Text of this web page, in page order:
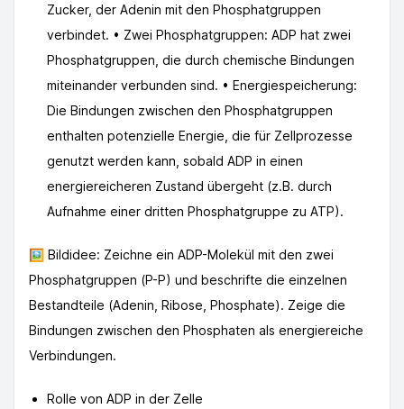
Zucker, der Adenin mit den Phosphatgruppen
verbindet. • Zwei Phosphatgruppen: ADP hat zwei
Phosphatgruppen, die durch chemische Bindungen
miteinander verbunden sind. • Energiespeicherung:
Die Bindungen zwischen den Phosphatgruppen
enthalten potenzielle Energie, die für Zellprozesse
genutzt werden kann, sobald ADP in einen
energiereicheren Zustand übergeht (z.B. durch
Aufnahme einer dritten Phosphatgruppe zu ATP).
🖼️ Bildidee: Zeichne ein ADP-Molekül mit den zwei
Phosphatgruppen (P-P) und beschrifte die einzelnen
Bestandteile (Adenin, Ribose, Phosphate). Zeige die
Bindungen zwischen den Phosphaten als energiereiche
Verbindungen.
Rolle von ADP in der Zelle